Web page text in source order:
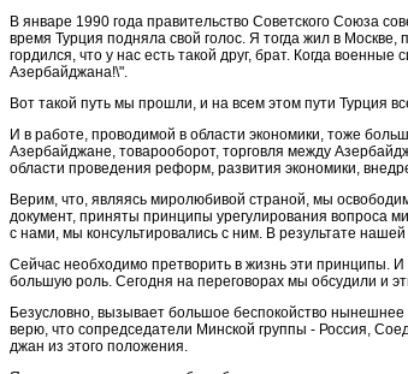
В январе 1990 года правительство Советского Со­юза
время Турция подняла свой голос. Я тогда жил в
гордился, что у нас есть такой друг, брат. Когда
Азербайджана!\".
Вот такой путь мы прошли, и на всем этом пути Турция
И в работе, проводимой в области экономики, то­же
Азербайджане, товарооборот, торговля между
области проведения реформ, развития экономики,
Верим, что, являясь миролюбивой страной, мы
документ, приняты принципы урегулирования вопроса
с на­ми, мы консультировались с ним. В результате
Сейчас необходимо претворить в жизнь эти принципы. И
большую роль. Сегод­ня на переговорах мы обсудили и
Безусловно, вызывает большое беспокойство
верю, что сопредседатели Минской группы - Россия,
джан из этого положения.